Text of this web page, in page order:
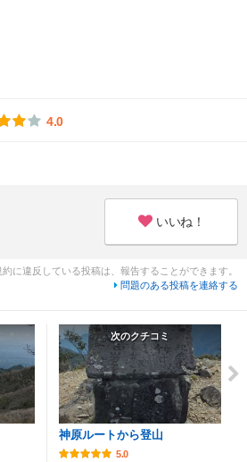
4.0
いいね！
約に違反している投稿は、報告することができます。
問題のある投稿を連絡する
次のクチコミ
神原ルートから登山
5.0